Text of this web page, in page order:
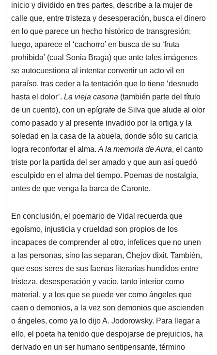
inicio y dividido en tres partes, describe a la mujer de
calle que, entre tristeza y desesperación, busca el dinero
en lo que parece un hecho histórico de transgresión;
luego, aparece el ‘cachorro’ en busca de su ‘fruta
prohibida’ (cual Sonia Braga) que ante tales imágenes
se autocuestiona al intentar convertir un acto vil en
paraíso, tras ceder a la tentación que lo tiene ‘desnudo
hasta el dolor’. La vieja casona (también parte del título
de un cuento), con un epígrafe de Silva que alude al olor
como pasado y al presente invadido por la ortiga y la
soledad en la casa de la abuela, donde sólo su caricia
logra reconfortar el alma. A la memoria de Aura, el canto
triste por la partida del ser amado y que aun así quedó
esculpido en el alma del tiempo. Poemas de nostalgia,
antes de que venga la barca de Caronte.
En conclusión, el poemario de Vidal recuerda que
egoísmo, injusticia y crueldad son propios de los
incapaces de comprender al otro, infelices que no unen
a las personas, sino las separan, Chejov dixit. También,
que esos seres de sus faenas literarias hundidos entre
tristeza, desesperación y vacío, tanto interior como
material, y a los que se puede ver como ángeles que
caen o demonios, a la vez son demonios que ascienden
o ángeles, como ya lo dijo A. Jodorowsky. Para llegar a
ello, el poeta ha tenido que despojarse de prejuicios, ha
derivado en un ser humano sentipensante, término